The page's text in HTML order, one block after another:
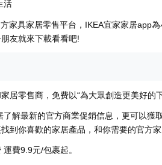
活
家具家居零售平台，IKEA宜家家居app
友就來下載看看吧!
居零售商，免费以“為大眾創造更美好的
解最新的官方商業促銷信息，更可以獲
到你喜歡的家居產品，和你需要的官方家
費9.9元/包裹起。